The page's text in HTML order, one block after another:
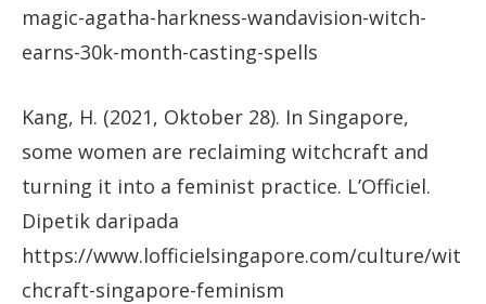
magic-agatha-harkness-wandavision-witch-
earns-30k-month-casting-spells
Kang, H. (2021, Oktober 28). In Singapore,
some women are reclaiming witchcraft and
turning it into a feminist practice. L’Officiel.
Dipetik daripada
https://www.lofficielsingapore.com/culture/wit
chcraft-singapore-feminism